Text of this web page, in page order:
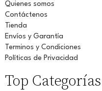
Quienes somos
Contáctenos
Tienda
Envíos y Garantía
Terminos y Condiciones
Políticas de Privacidad
Top Categorías